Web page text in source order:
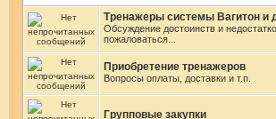
Тренажеры системы Вагитон и
Обсуждение достоинств и
пожаловаться...
Приобретение тренажеров
Вопросы оплаты, доставки и т.п.
Групповые закупки